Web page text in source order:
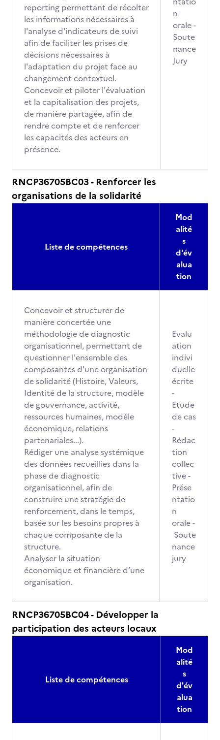
reporting permettant de récolter
les informations nécessaires à
l'analyse d'indicateurs de suivi
afin de faciliter les prises de
décisions nécessaires à
l'adaptation du projet face au
changement contextuel.
Concevoir et piloter l'évaluation
et la capitalisation des projets,
de manière partagée, afin de
rendre compte et de renforcer
les capacités des acteurs en
présence.
n
orale -
Soute
nance
Jury
RNCP36705BC03 - Renforcer les
organisations de la solidarité
Liste de compétences
Mod
alité
s
d'év
alua
tion
Concevoir et structurer de
manière concertée une
méthodologie de diagnostic
organisationnel, permettant de
questionner l'ensemble des
composantes d'une organisation
de solidarité (Histoire, Valeurs,
Identité de la structure, modèle
de gouvernance, activité,
ressources humaines, modèle
économique, relations
partenariales...).
Rédiger une analyse systémique
des données recueillies dans la
phase de diagnostic
organisationnel, afin de
construire une stratégie de
renforcement, dans le temps,
basée sur les besoins propres à
chaque composante de la
structure.
Analyser la situation
économique et financière d’une
organisation.
Evalu
ation
indivi
duelle
écrite
-
Etude
de cas
-
Rédac
tion
collec
tive -
Prése
ntatio
n
orale -
Soute
nance
jury
RNCP36705BC04 - Développer la
participation des acteurs locaux
Liste de compétences
Mod
alité
s
d'év
alua
tion